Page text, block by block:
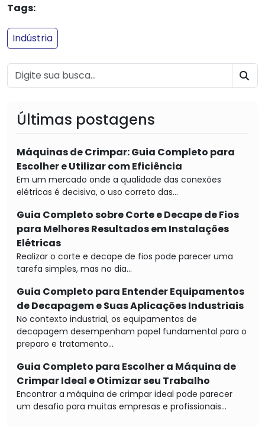
Tags:
Indústria
Últimas postagens
Máquinas de Crimpar: Guia Completo para
Escolher e Utilizar com Eficiência
Em um mercado onde a qualidade das conexões
elétricas é decisiva, o uso correto das...
Guia Completo sobre Corte e Decape de Fios
para Melhores Resultados em Instalações
Elétricas
Realizar o corte e decape de fios pode parecer uma
tarefa simples, mas no dia...
Guia Completo para Entender Equipamentos
de Decapagem e Suas Aplicações Industriais
No contexto industrial, os equipamentos de
decapagem desempenham papel fundamental para o
preparo e tratamento...
Guia Completo para Escolher a Máquina de
Crimpar Ideal e Otimizar seu Trabalho
Encontrar a máquina de crimpar ideal pode parecer
um desafio para muitas empresas e profissionais...